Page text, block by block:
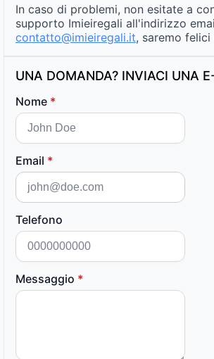
In caso di problemi, non esitate a
supporto Imieiregali all'indirizzo
contatto@imieiregali.it, saremo
UNA DOMANDA? INVIACI UNA
Nome *
Email *
Telefono
Messaggio *